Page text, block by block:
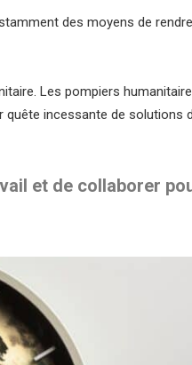
des moyens de
Les pompiers
incessante de solutions
et de collaborer